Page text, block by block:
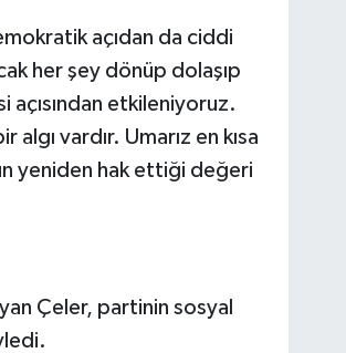
açıdan da ciddi
her şey dönüp dolaşıp
açısından etkileniyoruz.
vardır. Umarız en kısa
yeniden hak ettiği değeri
Çeler, partinin sosyal